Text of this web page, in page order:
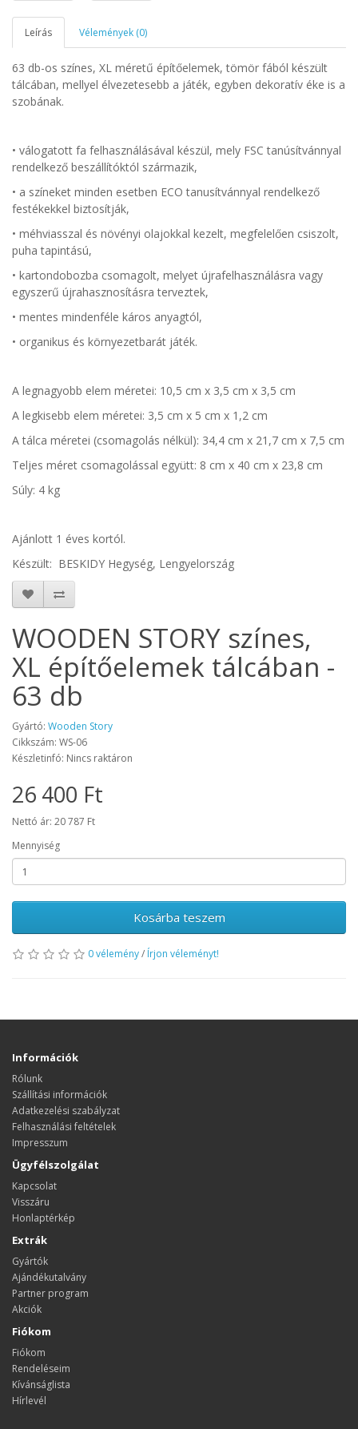
Leírás Vélemények (0)
63 db-os színes, XL méretű építőelemek, tömör fából készült
tálcában, mellyel élvezetesebb a játék, egyben dekoratív éke is a
szobának.
• válogatott fa felhasználásával készül, mely FSC tanúsítvánnyal
rendelkező beszállítóktól származik,
• a színeket minden esetben ECO tanusítvánnyal rendelkező
festékekkel biztosítják,
• méhviasszal és növényi olajokkal kezelt, megfelelően csiszolt,
puha tapintású,
• kartondobozba csomagolt, melyet újrafelhasználásra vagy
egyszerű újrahasznosításra terveztek,
• mentes mindenféle káros anyagtól,
• organikus és környezetbarát játék.
A legnagyobb elem méretei: 10,5 cm x 3,5 cm x 3,5 cm
A legkisebb elem méretei: 3,5 cm x 5 cm x 1,2 cm
A tálca méretei (csomagolás nélkül): 34,4 cm x 21,7 cm x 7,5 cm
Teljes méret csomagolással együtt: 8 cm x 40 cm x 23,8 cm
Súly: 4 kg
Ajánlott 1 éves kortól.
Készült: BESKIDY Hegység, Lengyelország
WOODEN STORY színes,
XL építőelemek tálcában -
63 db
Gyártó: Wooden Story
Cikkszám: WS-06
Készletinfó: Nincs raktáron
26 400 Ft
Nettó ár: 20 787 Ft
Mennyiség
Kosárba teszem
0 vélemény/ Írjon véleményt!
Információk
Rólunk
Szállítási információk
Adatkezelési szabályzat
Felhasználási feltételek
Impresszum
Ügyfélszolgálat
Kapcsolat
Visszáru
Honlaptérkép
Extrák
Gyártók
Ajándékutalvány
Partner program
Akciók
Fiókom
Fiókom
Rendeléseim
Kívánságlista
Hírlevél